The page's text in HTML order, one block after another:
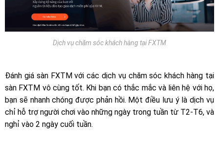
Dịch vụ chăm sóc khách hàng tại FXTM
Đánh giá sàn FXTM với các dịch vụ chăm sóc khách hàng tại
sàn FXTM vô cùng tốt. Khi bạn có thắc mắc và liên hệ với họ,
bạn sẽ nhanh chóng được phản hồi. Một điều lưu ý là dịch vụ
chỉ hỗ trợ người chơi vào những ngày trong tuần từ T2-T6, và
nghỉ vào 2 ngày cuối tuần.